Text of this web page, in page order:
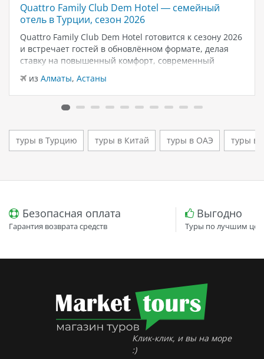
Quattro Family Club Dem Hotel — семейный
отель в Турции, сезон 2026
Quattro Family Club Dem Hotel готовится к сезону 2026
и встречает гостей в обновлённом формате, делая
ставку на повышенный комфорт, современный
дизайн и атмосферу спокойного семейного отдыха у
моря. Отель остаётся популярным выбором для тех,
кто ищет семейный отель в…
из Алматы, Астаны
туры в Турцию туры в Китай туры в ОАЭ туры в
Безопасная оплата
Гарантия возврата средств
Выгодно
Туры по лучшим
Клик-клик, и вы на море
:)